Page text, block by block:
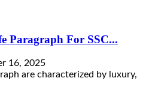
Paragraph For SSC...
16, 2025
are characterized by luxury,